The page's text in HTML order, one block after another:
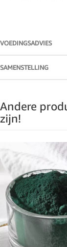
VOEDINGSADVIES
SAMENSTELLING
Andere
zijn!